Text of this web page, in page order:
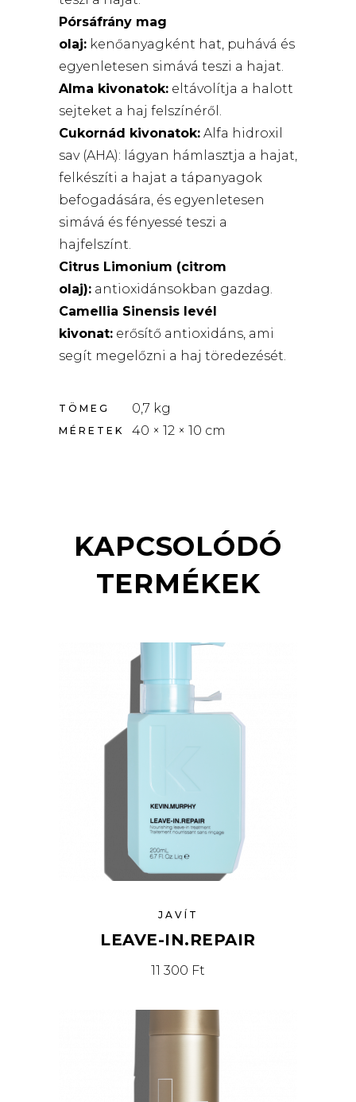
Pórsáfrány mag
olaj: kenőanyagként hat, puhává és
egyenletesen simává teszi a hajat.
Alma kivonatok: eltávolítja a halott
sejteket a haj felszínéről.
Cukornád kivonatok: Alfa hidroxil
sav (AHA): lágyan hámlasztja a hajat,
felkészíti a hajat a tápanyagok
befogadására, és egyenletesen
simává és fényessé teszi a
hajfelszínt.
Citrus Limonium (citrom
olaj): antioxidánsokban gazdag.
Camellia Sinensis levél
kivonat: erősítő antioxidáns, ami
segít megelőzni a haj töredezését.
TÖMEG 0,7 kg
MÉRETEK 40 × 12 × 10 cm
KAPCSOLÓDÓ
TERMÉKEK
JAVÍT
LEAVE-IN.REPAIR
11 300 Ft